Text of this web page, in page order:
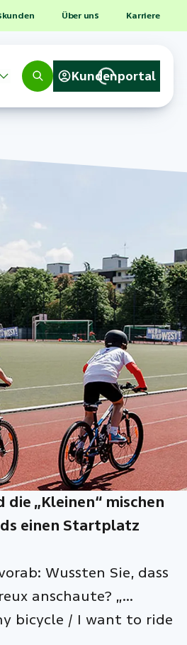
Über uns Karriere
Kundenportal
„Kleinen“ mischen
einen Startplatz
Wussten Sie, dass
anschaute? „…
bicycle / I want to ride